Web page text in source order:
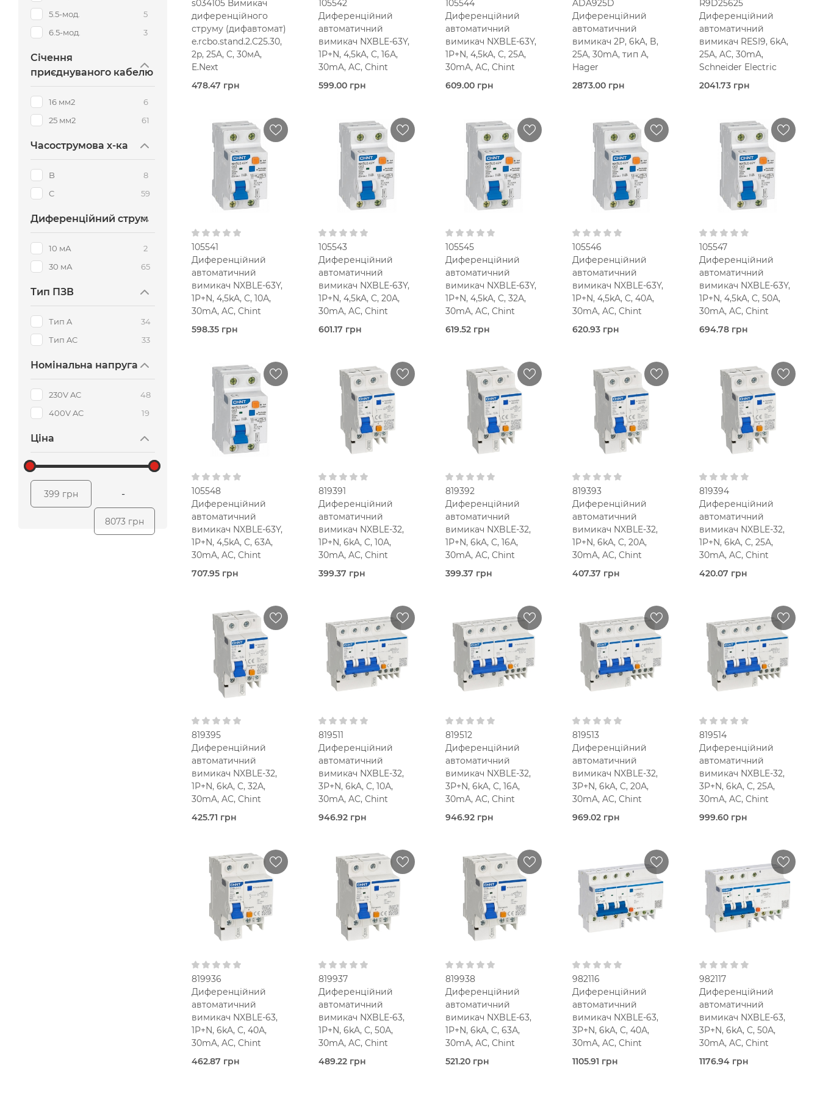
5.5-мод.
5
6.5-мод.
3
Січення
приєднуваного кабелю
16 мм2
6
25 мм2
61
Часострумова х-ка
B
8
C
59
Диференційний струм
10 мА
2
30 мА
65
Тип ПЗВ
Тип A
34
Тип AC
33
Номінальна напруга
230V AC
48
400V AC
19
Ціна
399 грн -
8073 грн
s034105 Вимикач
диференційного
струму (дифавтомат)
e.rcbo.stand.2.C25.30,
2p, 25A, C, 30мА,
E.Next
478.47 грн
25,0 Ампер
2-мод.
25 мм2
Тип AC
В кошик
105542
Диференційний
автоматичний
вимикач NXBLE-63Y,
1P+N, 4,5kA, C, 16А,
30mA, AC, Chint
599.00 грн
16,0
Ампер
2-мод.
25 мм2
Тип AC
В кошик
105544
Диференційний
автоматичний
вимикач NXBLE-63Y,
1P+N, 4,5kA, C, 25А,
30mA, AC, Chint
609.00 грн
25,0 Ампер
2-мод.
25 мм2
Тип AC
В кошик
ADA925D
Диференційний
автоматичний
вимикач 2P, 6kA, B,
25А, 30mA, тип А,
Hager
2873.00 грн
25,0 Ампер
2-мод.
25 мм2
Тип A
В кошик
R9D25625
Диференційний
автоматичний
вимикач RESI9, 6kA,
25A, AC, 30mA,
Schneider Electric
2041.73 грн
25,0 Ампер
16 мм2
30 мА
Тип AC
В кошик
105541
Диференційний
автоматичний
вимикач NXBLE-63Y,
1P+N, 4,5kA, C, 10А,
30mA, AC, Chint
598.35 грн
Chint
10,0
Ампер
25 мм2
30 мА
230V AC
В кошик
105543
Диференційний
автоматичний
вимикач NXBLE-63Y,
1P+N, 4,5kA, C, 20А,
30mA, AC, Chint
601.17 грн
Chint
20,0 Ампер
2-мод.
25 мм2
30 мА
230V AC
В кошик
105545
Диференційний
автоматичний
вимикач NXBLE-63Y,
1P+N, 4,5kA, C, 32А,
30mA, AC, Chint
619.52 грн
Chint
32,0 Ампер
2-мод.
25 мм2
30 мА
230V AC
В кошик
105546
Диференційний
автоматичний
вимикач NXBLE-63Y,
1P+N, 4,5kA, C, 40А,
30mA, AC, Chint
620.93 грн
Chint
40,0 Ампер
2-мод.
25 мм2
30 мА
230V AC
В кошик
105547
Диференційний
автоматичний
вимикач NXBLE-63Y,
1P+N, 4,5kA, C, 50А,
30mA, AC, Chint
694.78 грн
Chint
50,0 Ампер
2-мод.
25 мм2
30 мА
230V AC
В кошик
105548
Диференційний
автоматичний
вимикач NXBLE-63Y,
1P+N, 4,5kA, C, 63А,
30mA, AC, Chint
707.95 грн
Chint
63,0 Ампер
2-мод.
25 мм2
30 мА
230V AC
В кошик
819391
Диференційний
автоматичний
вимикач NXBLE-32,
1P+N, 6kA, C, 10А,
30mA, AC, Chint
399.37 грн
Chint
10,0
Ампер
2.5-
мод.
25 мм2
230V AC
В кошик
819392
Диференційний
автоматичний
вимикач NXBLE-32,
1P+N, 6kA, C, 16А,
30mA, AC, Chint
399.37 грн
Chint
16,0
Ампер
2.5-
мод.
25 мм2
230V AC
В кошик
819393
Диференційний
автоматичний
вимикач NXBLE-32,
1P+N, 6kA, C, 20А,
30mA, AC, Chint
407.37 грн
Chint
20,0 Ампер
2.5-
мод.
25 мм2
230V AC
В кошик
819394
Диференційний
автоматичний
вимикач NXBLE-32,
1P+N, 6kA, C, 25А,
30mA, AC, Chint
420.07 грн
Chint
25,0 Ампер
2.5-
мод.
25 мм2
230V AC
В кошик
819395
Диференційний
автоматичний
вимикач NXBLE-32,
1P+N, 6kA, C, 32А,
30mA, AC, Chint
425.71 грн
Chint
32,0 Ампер
2.5-
25 мм2
230V AC
В кошик
819511
Диференційний
автоматичний
вимикач NXBLE-32,
3P+N, 6kA, C, 10А,
30mA, AC, Chint
946.92 грн
Chint
10,0
Ампер
5.5-
25 мм2
400V AC
В кошик
819512
Диференційний
автоматичний
вимикач NXBLE-32,
3P+N, 6kA, C, 16А,
30mA, AC, Chint
946.92 грн
Chint
16,0
Ампер
5.5-
25 мм2
400V AC
В кошик
819513
Диференційний
автоматичний
вимикач NXBLE-32,
3P+N, 6kA, C, 20А,
30mA, AC, Chint
969.02 грн
20,0 Ампер
мод.
25 мм2
400V AC
В кошик
819514
Диференційний
автоматичний
вимикач NXBLE-32,
3P+N, 6kA, C, 25А,
30mA, AC, Chint
999.60 грн
25,0 Ампер
мод.
25 мм2
400V AC
В кошик
819936
Диференційний
автоматичний
вимикач NXBLE-63,
1P+N, 6kA, C, 40А,
30mA, AC, Chint
462.87 грн
819937
Диференційний
автоматичний
вимикач NXBLE-63,
1P+N, 6kA, C, 50А,
30mA, AC, Chint
489.22 грн
819938
Диференційний
автоматичний
вимикач NXBLE-63,
1P+N, 6kA, C, 63А,
30mA, AC, Chint
521.20 грн
982116
Диференційний
автоматичний
вимикач NXBLE-63,
3P+N, 6kA, C, 40А,
30mA, AC, Chint
1105.91 грн
982117
Диференційний
автоматичний
вимикач NXBLE-63,
3P+N, 6kA, C, 50А,
30mA, AC, Chint
1176.94 грн